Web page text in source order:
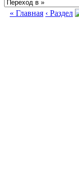
« Главная ‹ Раздел